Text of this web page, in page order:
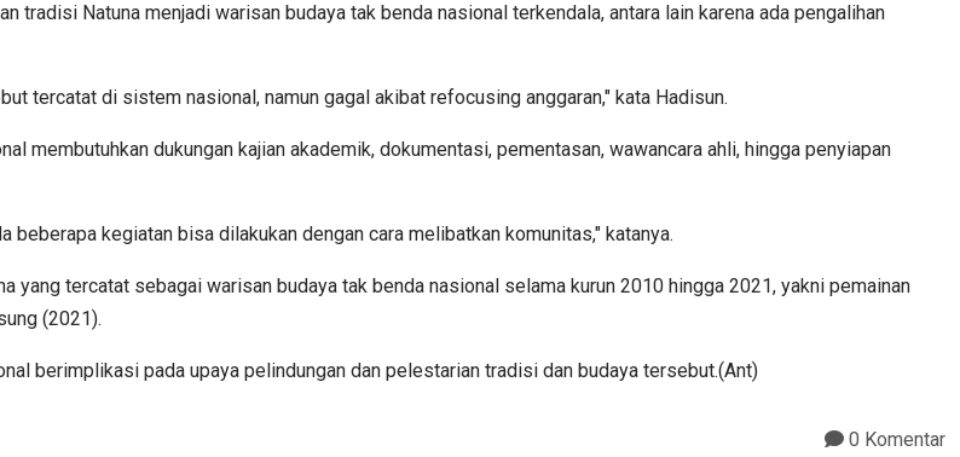
tradisi Natuna menjadi warisan budaya tak benda nasional terkendala, antara lain karena ada pengalihan
tercatat di sistem nasional, namun gagal akibat refocusing anggaran," kata Hadisun.
membutuhkan dukungan kajian akademik, dokumentasi, pementasan, wawancara ahli, hingga penyiapan
kegiatan bisa dilakukan dengan cara melibatkan komunitas," katanya.
yang tercatat sebagai warisan budaya tak benda nasional selama kurun 2010 hingga 2021, yakni pemainan
(2021).
berimplikasi pada upaya pelindungan dan pelestarian tradisi dan budaya tersebut.(Ant)
0 Komentar